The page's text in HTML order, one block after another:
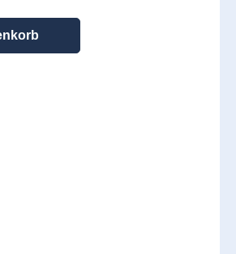
benutze die Schaltflächen um die Anzahl zu